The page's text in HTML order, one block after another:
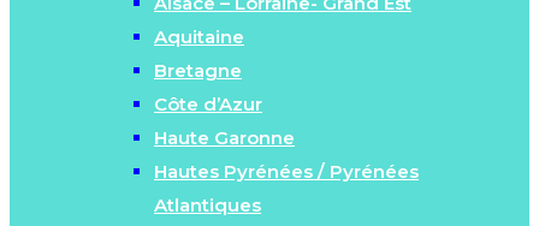
Aquitaine
Bretagne
Côte d’Azur
Haute Garonne
Hautes Pyrénées / Pyrénées
Atlantiques